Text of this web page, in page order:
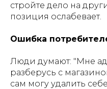
стройте дело на
позиция ослабевает.
Ошибка
Люди думают: "Мне
разберусь с
сам могу удалить